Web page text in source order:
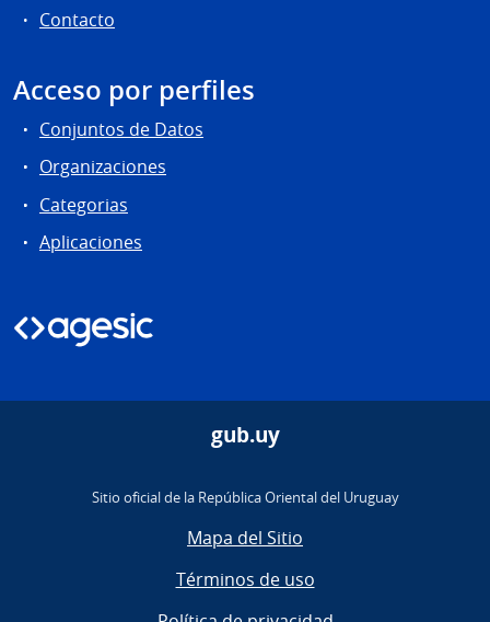
Contacto
Acceso por perfiles
Conjuntos de Datos
Organizaciones
Categorias
Aplicaciones
gub.uy
Sitio oficial de la República Oriental del Uruguay
Mapa del Sitio
Términos de uso